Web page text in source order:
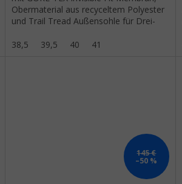
Obermaterial aus recyceltem Polyester
und Trail Tread Außensohle für Drei-
38,5
39,5 40 41
145 €
–50 %